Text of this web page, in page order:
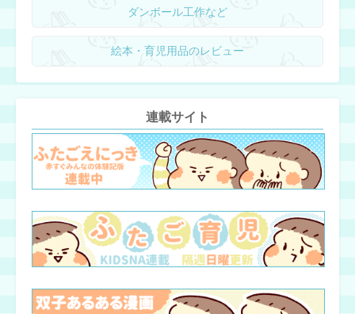
ダンボール工作など
絵本・育児用品のレビュー
連載サイト